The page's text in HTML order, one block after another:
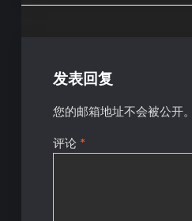
发表回复
您的邮箱地址不会被公开。
评论 *